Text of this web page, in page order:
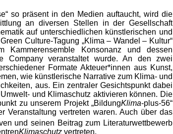
so präsent in den Medien auftaucht, wird die
an diversen Stellen in der Gesellschaft
auf unterschiedlichen künstlerischen und
Culture-Tagung „Klima – Wandel – Kultur“
Konsonanz und dessen
Company veranstaltet wurde. An den zwei
Formate Akteuer*innen aus Kunst,
wie künstlerische Narrative zum Klima- und
aus. Ein zentraler Gesichtspunkt dabei
und Klimaschutz aktivieren können. Die
zu unserem Projekt „BildungKlima-plus-56“
Veranstaltung vertreten waren. Auch über das
und seinen Beitrag zum Literaturwettbewerb
Klimaschutz vertreten.